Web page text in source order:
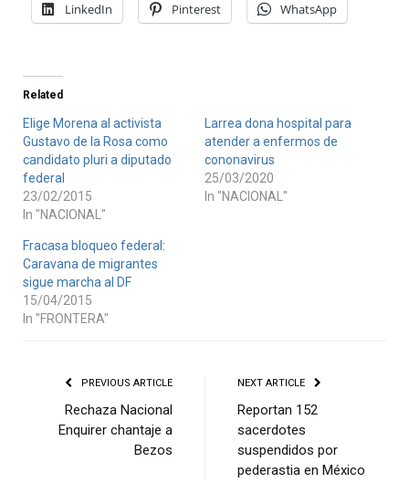
LinkedIn Pinterest WhatsApp
Related
Elige Morena al activista
Gustavo de la Rosa como
candidato pluri a diputado
federal
23/02/2015
In "NACIONAL"
Larrea dona hospital para
atender a enfermos de
cononavirus
25/03/2020
In "NACIONAL"
Fracasa bloqueo federal:
Caravana de migrantes
sigue marcha al DF
15/04/2015
In "FRONTERA"
PREVIOUS ARTICLE
Rechaza Nacional
Enquirer chantaje a
Bezos
NEXT ARTICLE
Reportan 152
sacerdotes
suspendidos por
pederastia en México